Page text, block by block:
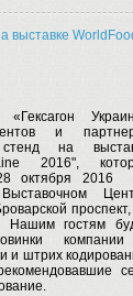
выставке
«Гексагон
и
на
2016",
октября 2016
Нашим гостям
и штрих